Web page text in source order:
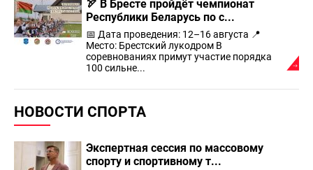
🏹 В Бресте пройдёт чемпионат
Республики Беларусь по с...
📅 Дата проведения: 12–16 августа 📍
Место: Брестский лукодром В
соревнованиях примут участие порядка
100 сильне...
НОВОСТИ СПОРТА
Экспертная сессия по массовому
спорту и спортивному т...